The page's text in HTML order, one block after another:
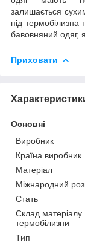
залишається
під термобілизна
бавовняний одяг,
Приховати
Основні
Виробник
Країна виробник
Матеріал
Міжнародний
Стать
Склад матеріалу
термобілизни
Тип